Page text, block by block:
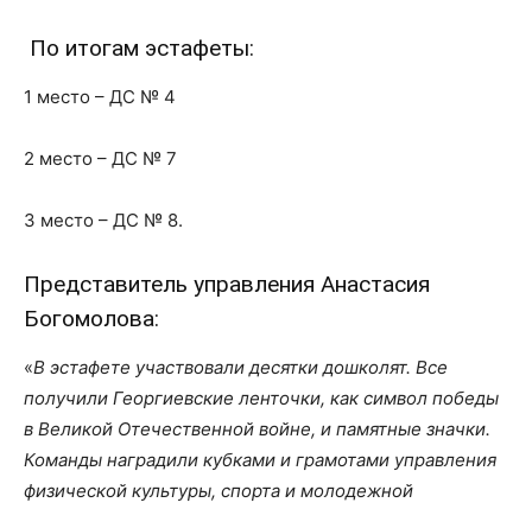
По итогам эстафеты:
1 место – ДС № 4
2 место – ДС № 7
3 место – ДС № 8.
Представитель управления Анастасия
Богомолова:
«В эстафете участвовали десятки дошколят. Все
получили Георгиевские ленточки, как символ победы
в Великой Отечественной войне, и памятные значки.
Команды наградили кубками и грамотами управления
физической культуры, спорта и молодежной